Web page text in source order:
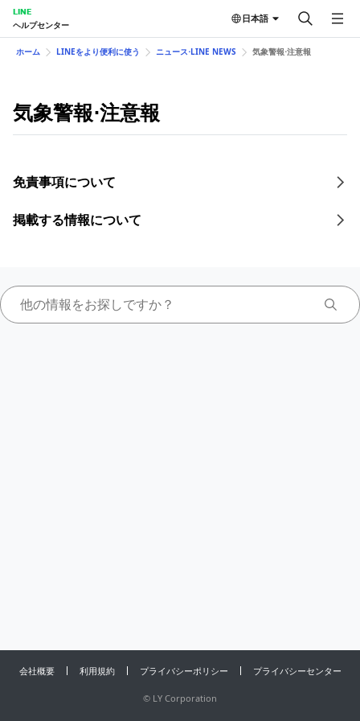
LINE
ヘルプセンター
日本語
ホーム LINEをより便利に使う ニュース⋅LINE NEWS 気象警報⋅注意報
気象警報⋅注意報
免責事項について
掲載する情報について
会社概要 利用規約 プライバシーポリシー プライバシーセンター
© LY Corporation